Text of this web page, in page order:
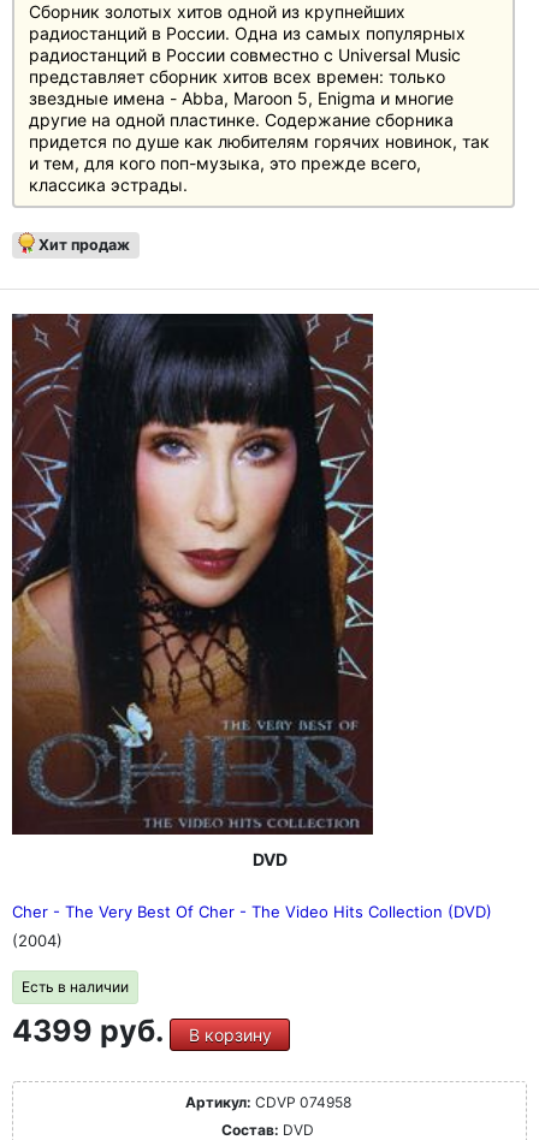
Сборник золотых хитов одной из крупнейших
радиостанций в России. Одна из самых популярных
радиостанций в России совместно с Universal Music
представляет сборник хитов всех времен: только
звездные имена - Abba, Maroon 5, Enigma и многие
другие на одной пластинке. Содержание сборника
придется по душе как любителям горячих новинок, так
и тем, для кого поп-музыка, это прежде всего,
классика эстрады.
Хит продаж
DVD
Cher - The Very Best Of Cher - The Video Hits Collection (DVD)
(2004)
Есть в наличии
4399 руб. В корзину
Артикул: CDVP 074958
Состав: DVD